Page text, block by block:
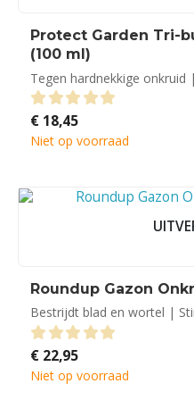
Protect Garden Tri-
(100 ml)
Tegen hardnekkige onkruid
0 out of 5
€ 18,45
Niet op voorraad
Roundup Gazon
Bestrijdt blad en wortel |
0 out of 5
€ 22,95
Niet op voorraad